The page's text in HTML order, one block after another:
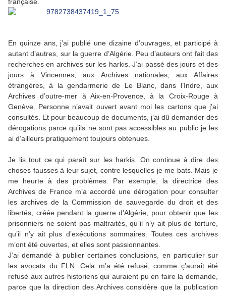
En quinze ans, j’ai publié une dizaine d’ouvrages, et participé à
autant d’autres, sur la guerre d’Algérie. Peu d’auteurs ont fait des
recherches en archives sur les harkis. J’ai passé des jours et des
jours à Vincennes, aux Archives nationales, aux Affaires
étrangères, à la gendarmerie de Le Blanc, dans l’Indre, aux
Archives d’outre-mer à Aix-en-Provence, à la Croix-Rouge à
Genève. Personne n’avait ouvert avant moi les cartons que j’ai
consultés. Et pour beaucoup de documents, j’ai dû demander des
dérogations parce qu’ils ne sont pas accessibles au public je les
ai d’ailleurs pratiquement toujours obtenues.
Je lis tout ce qui paraît sur les harkis. On continue à dire des
choses fausses à leur sujet, contre lesquelles je me bats. Mais je
me heurte à des problèmes. Par exemple, la directrice des
Archives de France m’a accordé une dérogation pour consulter
les archives de la Commission de sauvegarde du droit et des
libertés, créée pendant la guerre d’Algérie, pour obtenir que les
prisonniers ne soient pas maltraités, qu’il n’y ait plus de torture,
qu’il n’y ait plus d’exécutions sommaires. Toutes ces archives
m’ont été ouvertes, et elles sont passionnantes.
J’ai demandé à publier certaines conclusions, en particulier sur
les avocats du FLN. Cela m’a été refusé, comme ç’aurait été
refusé aux autres historiens qui auraient pu en faire la demande,
parce que la direction des Archives considère que la publication